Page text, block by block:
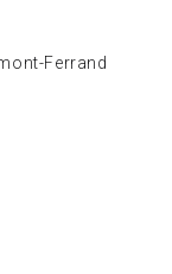
Ferrand